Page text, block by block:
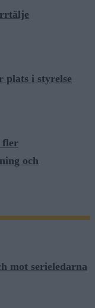
plats i styrelse
fler
och
mot serieledarna